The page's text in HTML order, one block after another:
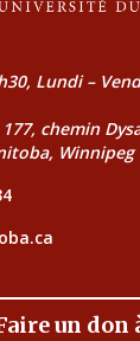
Lundi –
chemin
Winnipeg
un don